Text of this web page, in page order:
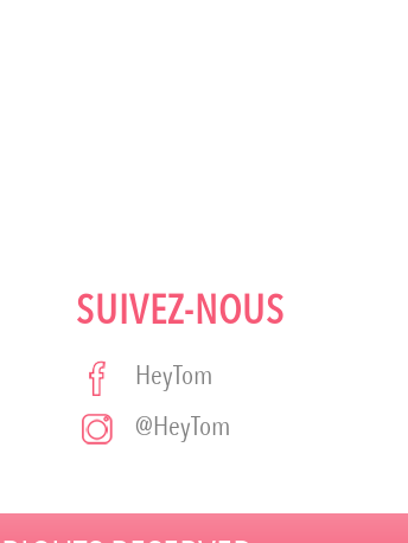
SUIVEZ-NOUS
HeyTom
@HeyTom